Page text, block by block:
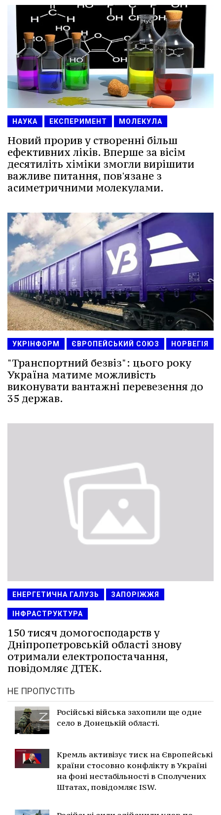
НАУКА ЕКСПЕРИМЕНТ МОЛЕКУЛА
Новий прорив у створенні більш
ефективних ліків. Вперше за вісім
десятиліть хіміки змогли вирішити
важливе питання, пов'язане з
асиметричними молекулами.
УКРІНФОРМ ЄВРОПЕЙСЬКИЙ СОЮЗ НОРВЕГІЯ
"Транспортний безвіз": цього року
Україна матиме можливість
виконувати вантажні перевезення до
35 держав.
ЕНЕРГЕТИЧНА ГАЛУЗЬ ЗАПОРІЖЖЯ
ІНФРАСТРУКТУРА
150 тисяч домогосподарств у
Дніпропетровській області знову
отримали електропостачання,
повідомляє ДТЕК.
НЕ ПРОПУСТІТЬ
Російські війська захопили ще одне
село в Донецькій області.
Кремль активізує тиск на Європейські
країни стосовно конфлікту в Україні
на фоні нестабільності в Сполучених
Штатах, повідомляє ISW.